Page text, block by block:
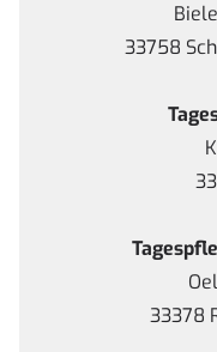
33758
33378